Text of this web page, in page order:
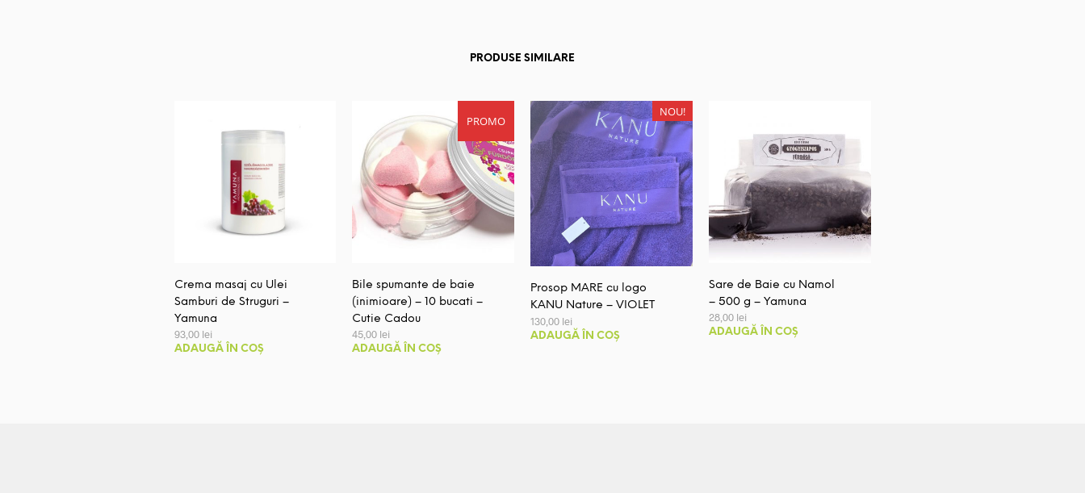
PRODUSE SIMILARE
Crema masaj cu Ulei
Samburi de Struguri –
Yamuna
93,00 lei
ADAUGĂ ÎN COȘ
PROMO
Bile spumante de baie
(inimioare) – 10 bucati –
Cutie Cadou
45,00 lei
ADAUGĂ ÎN COȘ
NOU!
Prosop MARE cu logo
KANU Nature – VIOLET
130,00 lei
ADAUGĂ ÎN COȘ
Sare de Baie cu Namol
– 500 g – Yamuna
28,00 lei
ADAUGĂ ÎN COȘ